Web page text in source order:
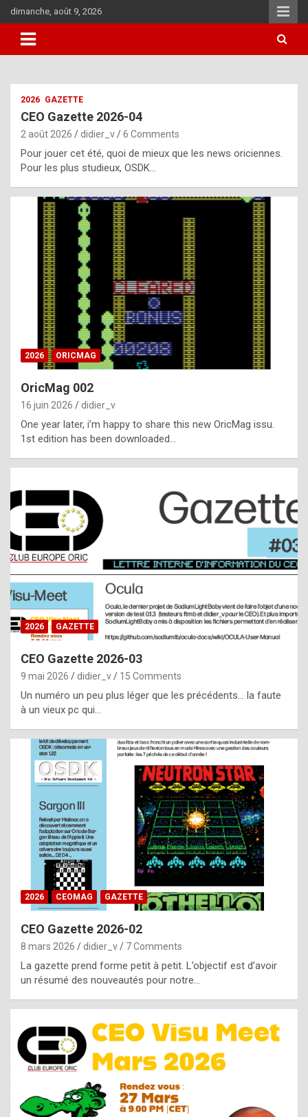
Skip
to
content
dimanche, août 9, 2026
i
u
l
y
d
i
ff
i
l
t
t
s
t
a
s
i
e
f
o
m
m
a
y
b
e
b
y
g
e
n
u
i
n
e
R
o
2026 GAZETTE
CEO Gazette 2026-04
2 août 2026 didier_v 6 Comments
Pour jouer cet été, quoi de mieux que les news oriciennes.
Pour les plus studieux, OSDK…
2026 ORICMAG
OricMag 002
16 juin 2026 didier_v
One year later, i’m happy to share this new OricMag issu.
1st edition has been downloaded…
2026 GAZETTE
CEO Gazette 2026-03
9 mai 2026 didier_v 15 Comments
Un numéro un peu plus léger que les précédents… la faute
à un vieux pc qui…
2026 CEOMAG GAZETTE
CEO Gazette 2026-02
8 mars 2026 didier_v 7 Comments
La gazette prend forme petit à petit. L’objectif est d’avoir
un résumé des nouveautés pour notre…